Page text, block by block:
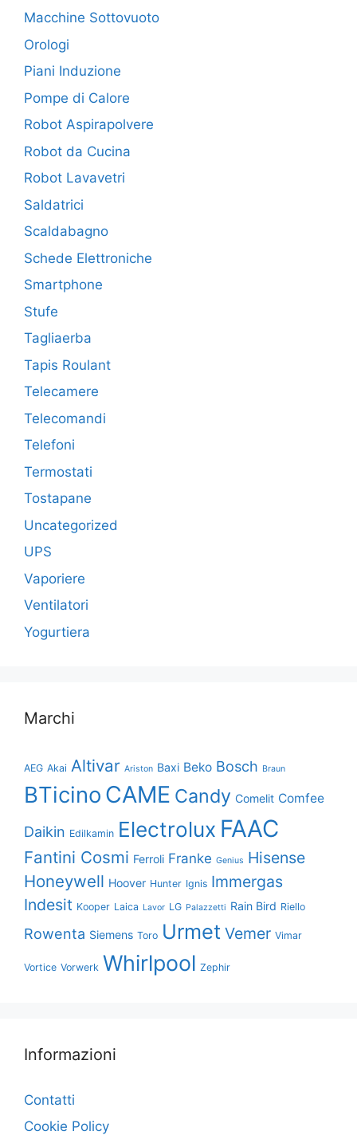
Macchine Sottovuoto
Orologi
Piani Induzione
Pompe di Calore
Robot Aspirapolvere
Robot da Cucina
Robot Lavavetri
Saldatrici
Scaldabagno
Schede Elettroniche
Smartphone
Stufe
Tagliaerba
Tapis Roulant
Telecamere
Telecomandi
Telefoni
Termostati
Tostapane
Uncategorized
UPS
Vaporiere
Ventilatori
Yogurtiera
Marchi
AEG Akai Altivar Ariston Baxi Beko Bosch Braun
BTicino CAME Candy Comelit Comfee
Daikin Edilkamin Electrolux FAAC
Fantini Cosmi Ferroli Franke Genius Hisense
Honeywell Hoover Hunter Ignis Immergas
Indesit Kooper Laica Lavor LG Palazzetti Rain Bird Riello
Rowenta Siemens Toro Urmet Vemer Vimar
Vortice Vorwerk Whirlpool Zephir
Informazioni
Contatti
Cookie Policy